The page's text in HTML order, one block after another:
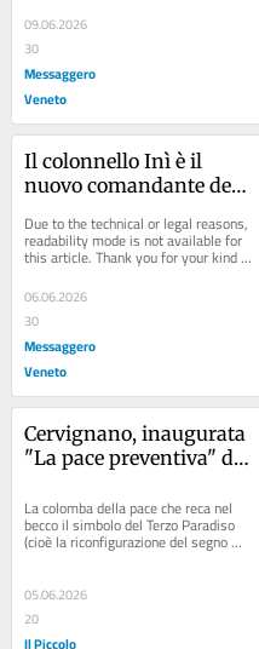
09.06.2026
30
Messaggero
Veneto
Il colonnello Inì è il
nuovo comandante del
«L’abbraccio della città
stellata»
Due to the technical or legal reasons,
readability mode is not available for
this article. Thank you for your kind
06.06.2026
30
Messaggero
Veneto
Cervignano, inaugurata
"La pace preventiva" di
la colomba vola in
piazza Indipendenza
La colomba della pace che reca nel
becco il simbolo del Terzo Paradiso
(cioè la riconfigurazione del segno
matematico dell’infinito, composto
05.06.2026
20
Il Piccolo